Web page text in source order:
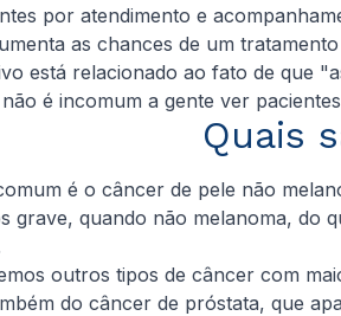
por atendimento e
as chances de um
está relacionado ao fato de que
não é incomum a gente ver
Quais
é o câncer de pele não
grave, quando não melanoma, do
outros tipos de câncer com
do câncer de próstata, que